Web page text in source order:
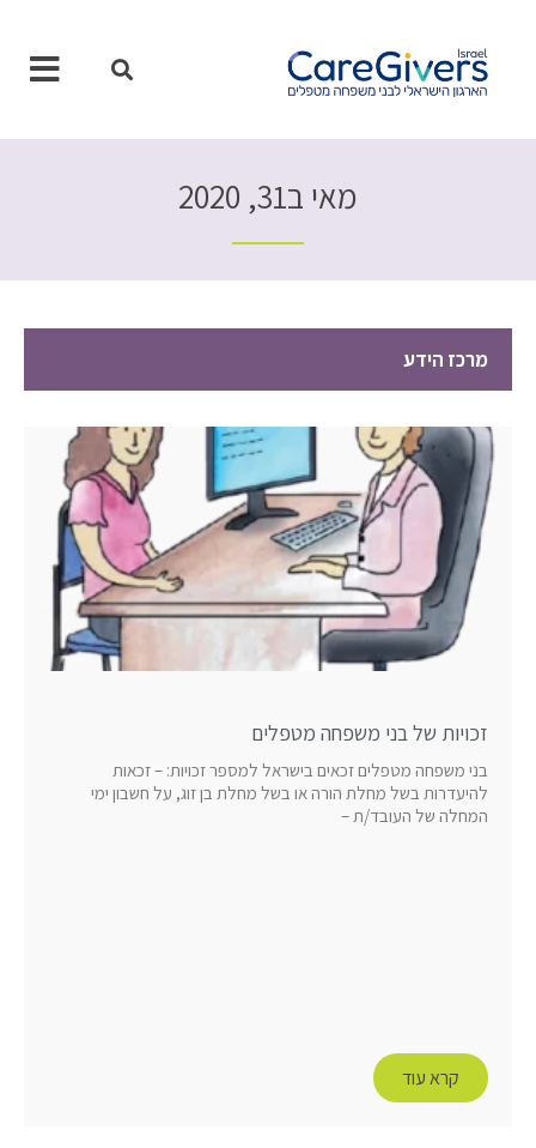
מאי ב31, 2020
מרכז הידע
זכויות של בני משפחה מטפלים
בני משפחה מטפלים זכאים בישראל למספר זכויות: – זכאות
להיעדרות בשל מחלת הורה או בשל מחלת בן זוג, על חשבון ימי
המחלה של העובד/ת –
קרא עוד